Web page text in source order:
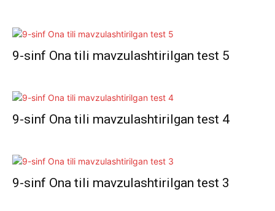
9-sinf Ona tili mavzulashtirilgan test 5
9-sinf Ona tili mavzulashtirilgan test 4
9-sinf Ona tili mavzulashtirilgan test 3